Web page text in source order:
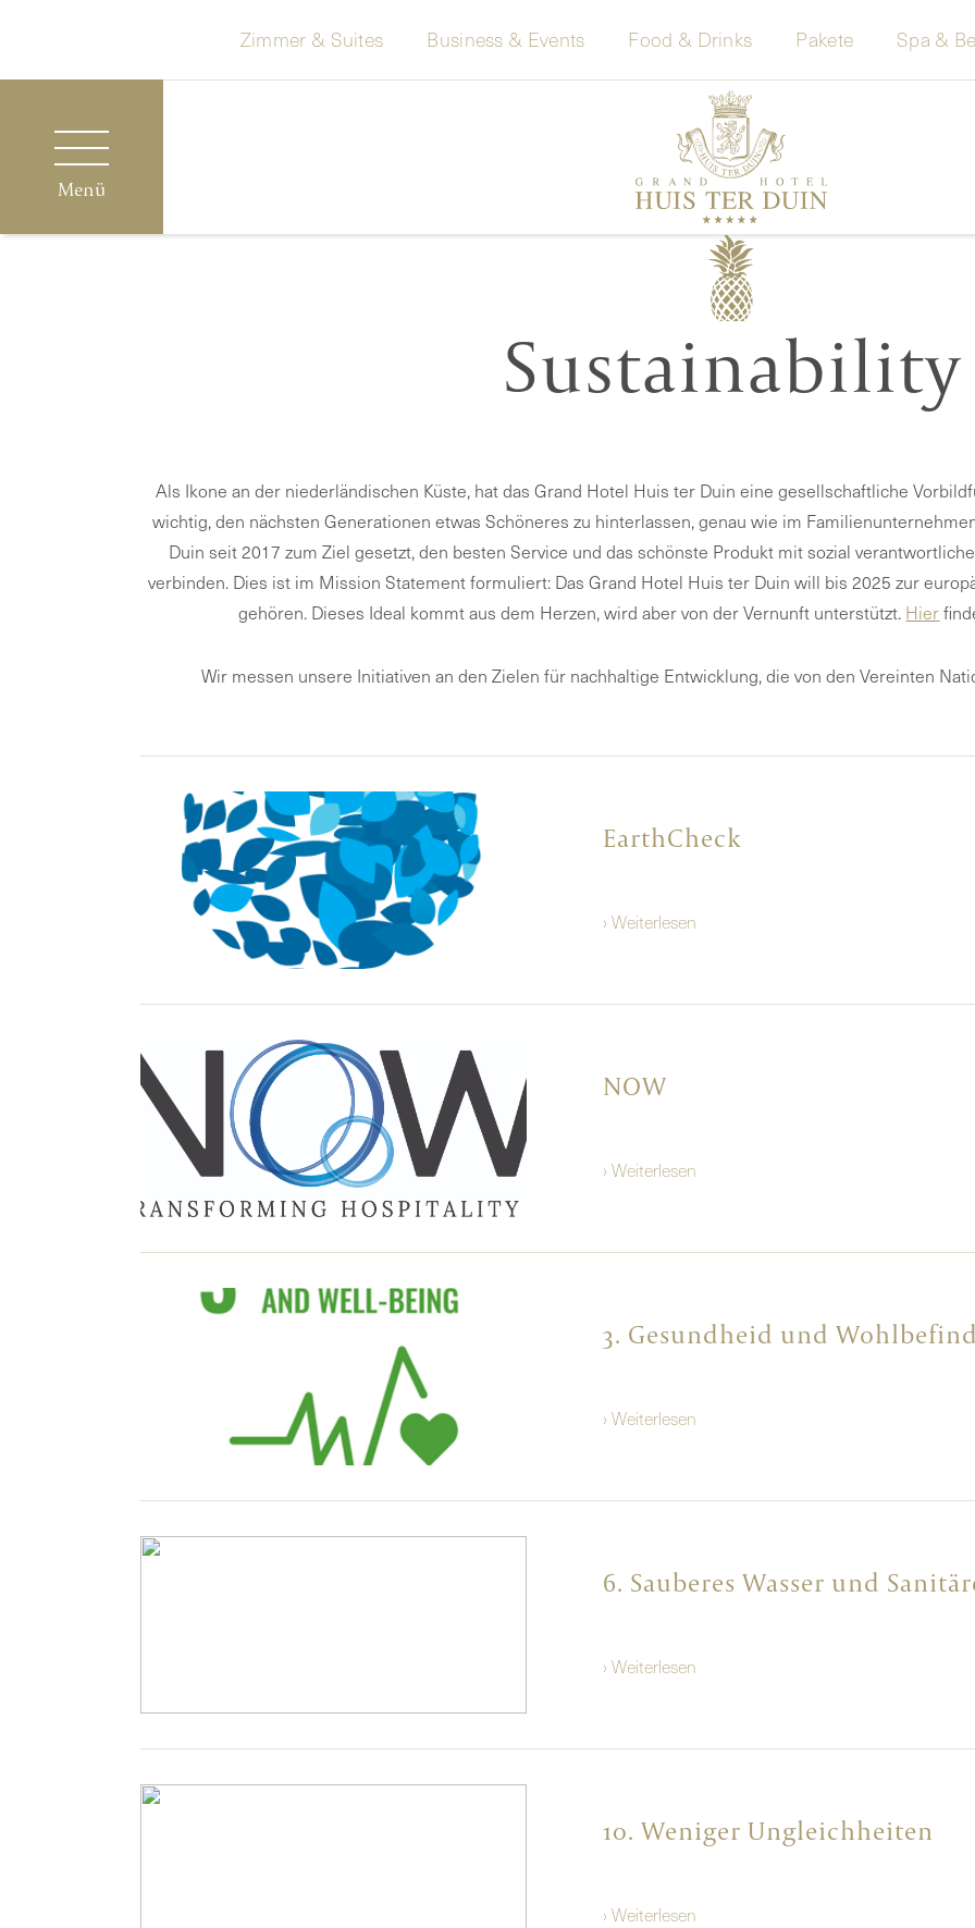
Zimmer & Suites Business & Events Food & Drinks Pakete Spa &
Menü
Sustainability
Als Ikone an der niederländischen Küste, hat das Grand Hotel Huis ter Duin eine gesellschaftliche
wichtig, den nächsten Generationen etwas Schöneres zu hinterlassen, genau wie im
Duin seit 2017 zum Ziel gesetzt, den besten Service und das schönste Produkt mit sozial
verbinden. Dies ist im Mission Statement formuliert: Das Grand Hotel Huis ter Duin will bis 2025 zur
gehören. Dieses Ideal kommt aus dem Herzen, wird aber von der Vernunft unterstützt. Hier
Wir messen unsere Initiativen an den Zielen für nachhaltige Entwicklung, die von den Vereinten
EarthCheck
› Weiterlesen
NOW
› Weiterlesen
3. Gesundheid und
› Weiterlesen
6. Sauberes Wasser und
› Weiterlesen
10. Weniger Ungleichheiten
› Weiterlesen